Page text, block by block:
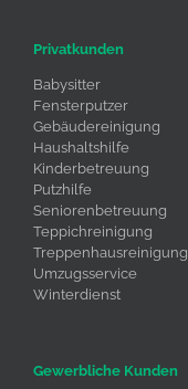
Privatkunden
Babysitter
Fensterputzer
Gebäudereinigung
Haushaltshilfe
Kinderbetreuung
Putzhilfe
Seniorenbetreuung
Teppichreinigung
Treppenhausreinigung
Umzugsservice
Winterdienst
Gewerbliche Kunden